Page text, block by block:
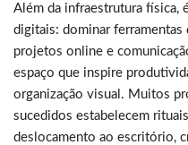
Além da infraestrutura física,
digitais: dominar
projetos online e
espaço que inspire
organização visual. Muitos
sucedidos estabelecem
deslocamento ao escritório,